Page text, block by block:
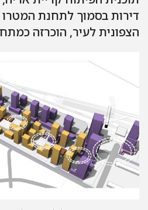
דירות בסמוך לתחנת המטרו
הצפונית לעיר, הוכרזה